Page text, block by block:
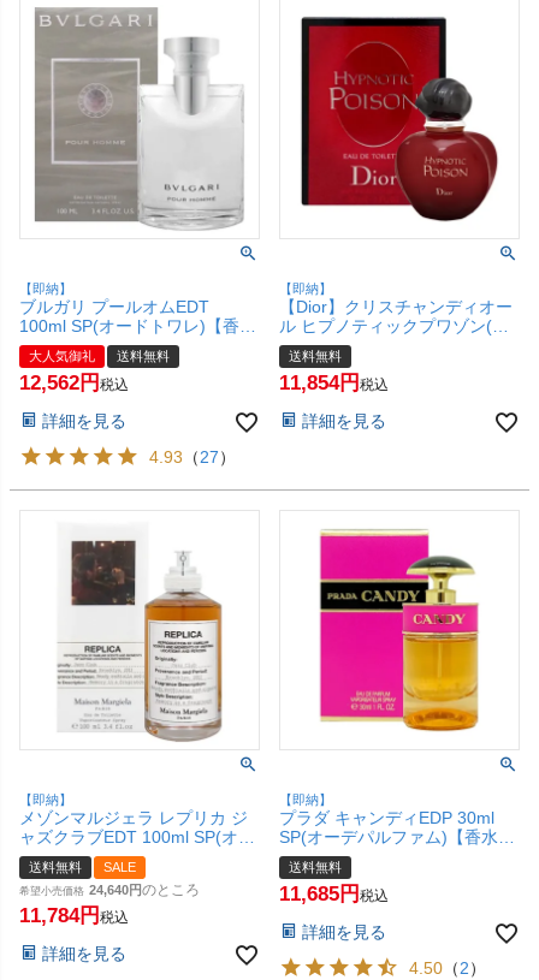
【即納】
ブルガリ プールオムEDT
100ml SP(オードトワレ)【香
水】【宅配便送料無料】
大人気御礼 送料無料
12,562 税込
詳細を見る
4.93 （27）
【即納】
【Dior】クリスチャンディオー
ル ヒプノティックプワゾン(プ
アゾン)EDT 30ml SP(オードト
ワレ)【香水】【宅配便送料無
料】 (6001766)
送料無料
11,854 税込
詳細を見る
【即納】
メゾンマルジェラ レプリカ ジ
ャズクラブEDT 100ml SP(オー
ドトワレ)【香水】(6047843)
【宅配便送料無料】
送料無料 SALE
希望小売価格 24,640 のところ
11,784 税込
詳細を見る
【即納】
プラダ キャンディEDP 30ml
SP(オーデパルファム)【香水】
【宅配便送料無料】 (6009888)
送料無料
11,685 税込
詳細を見る
4.50 （2）